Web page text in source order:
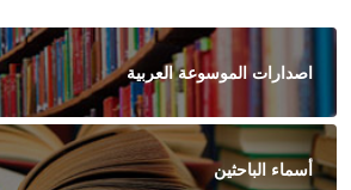
اصدارات الموسوعة العربية
أسماء الباحثين